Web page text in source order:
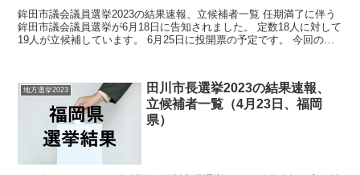
鉾田市議会議員選挙2023の結果速報、立候補者一覧 任期満了に伴う
鉾田市議会議員選挙が6月18日に告知されました。 定数18人に対して
19人が立候補しています。 6月25日に投開票の予定です。 今回の記
地方選挙2023
田川市長選挙2023の結果速報、
立候補者一覧（4月23日、福岡
県）